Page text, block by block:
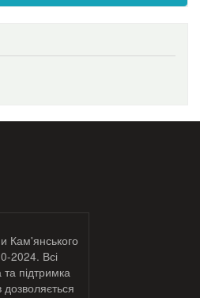
Кам'янського
2024. Всі
підтримка